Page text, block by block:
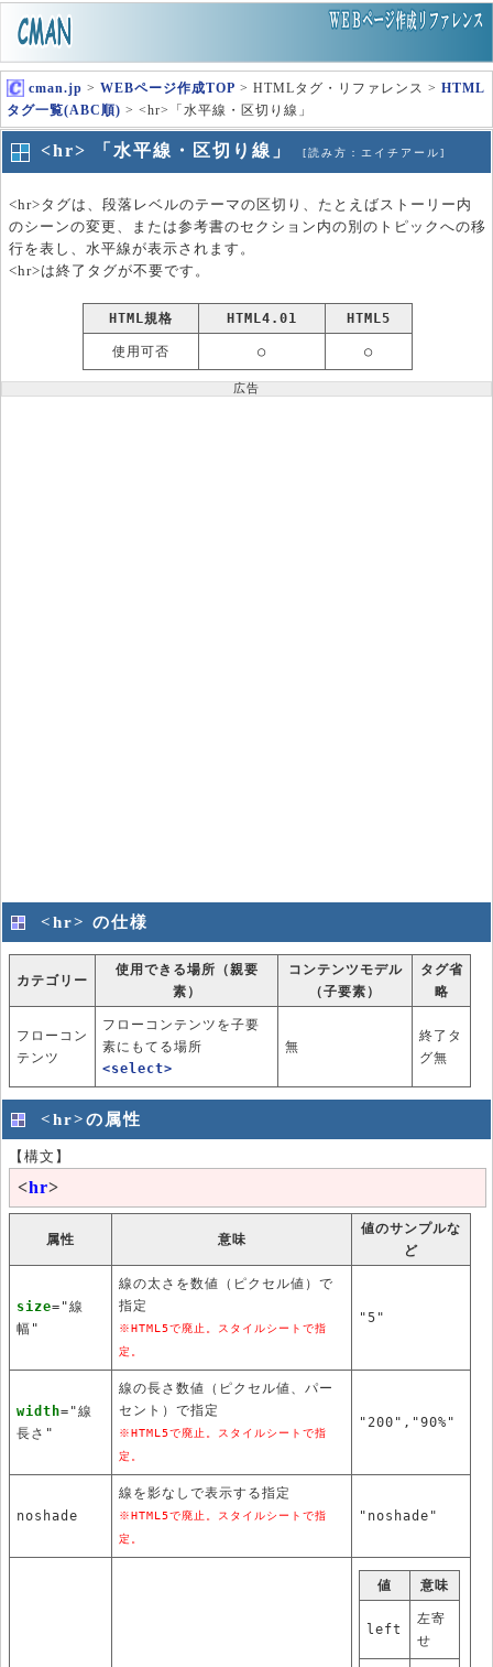
cman.jp > WEBページ作成TOP > HTMLタグ・リファレンス > HTML
タグ一覧(ABC順) > <hr>「水平線・区切り線」
<hr> 「水平線・区切り線」 [読み方：エイチアール]
<hr>タグは、段落レベルのテーマの区切り、たとえばストーリー内
のシーンの変更、または参考書のセクション内の別のトピックへの移
行を表し、水平線が表示されます。
<hr>は終了タグが不要です。
HTML規格 HTML4.01 HTML5
使用可否 ○ ○
広告
<hr> の仕様
カテゴリー
使用できる場所（親要
素）
コンテンツモデル
（子要素）
タグ省
略
フローコン
テンツ
フローコンテンツを子要
素にもてる場所
<select>
無
終了タ
グ無
<hr>の属性
【構文】
<hr>
属性 意味
値のサンプルな
ど
size="線
幅"
線の太さを数値（ピクセル値）で
指定
※HTML5で廃止。スタイルシートで指
定。
"5"
width="線
長さ"
線の長さ数値（ピクセル値、パー
セント）で指定
※HTML5で廃止。スタイルシートで指
定。
"200","90%"
noshade
線を影なしで表示する指定
※HTML5で廃止。スタイルシートで指
定。
"noshade"
値 意味
left
左寄
せ